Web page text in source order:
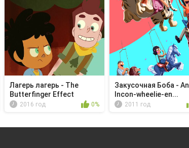
Лагерь лагерь - The
Butterfinger Effect
2016 год 0%
Закусочная Боба - An
Incon-wheelie-en...
2011 год